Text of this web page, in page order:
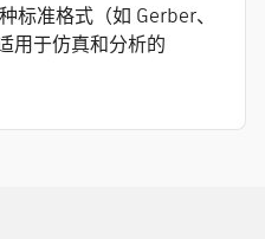
标准格式（如 Gerber、
用于仿真和分析的